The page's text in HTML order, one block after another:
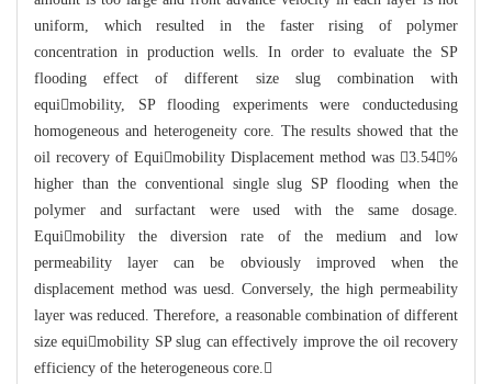
uniform, which resulted in the faster rising of polymer
concentration in production wells. In order to evaluate the SP
flooding effect of different size slug combination with
equimobility, SP flooding experiments were conductedusing
homogeneous and heterogeneity core. The results showed that the
oil recovery of Equimobility Displacement method was 3.54%
higher than the conventional single slug SP flooding when the
polymer and surfactant were used with the same dosage.
Equimobility the diversion rate of the medium and low
permeability layer can be obviously improved when the
displacement method was uesd. Conversely, the high permeability
layer was reduced. Therefore, a reasonable combination of different
size equimobility SP slug can effectively improve the oil recovery
efficiency of the heterogeneous core.